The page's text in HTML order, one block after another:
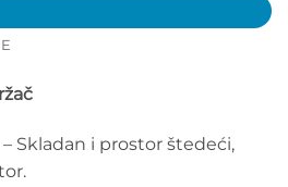
– Skladan i prostor štedeći,